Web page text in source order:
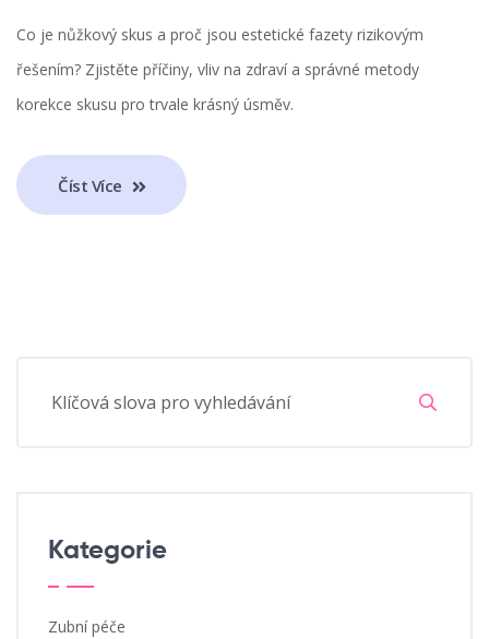
Co je nůžkový skus a proč jsou estetické fazety rizikovým
řešením? Zjistěte příčiny, vliv na zdraví a správné metody
korekce skusu pro trvale krásný úsměv.
Číst Více
Kategorie
Zubní péče